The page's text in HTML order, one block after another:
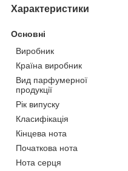
Характеристики
Основні
Виробник
Країна виробник
Вид парфумерної
продукції
Рік випуску
Класифікація
Кінцева нота
Початкова нота
Нота серця